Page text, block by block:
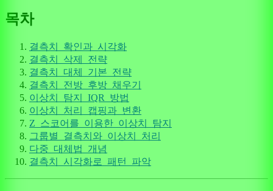
목차
결측치_확인과_시각화
결측치_삭제_전략
결측치_대체_기본_전략
결측치_전방_후방_채우기
이상치_탐지_IQR_방법
이상치_처리_캡핑과_변환
Z_스코어를_이용한_이상치_탐지
그룹별_결측치와_이상치_처리
다중_대체법_개념
결측치_시각화로_패턴_파악